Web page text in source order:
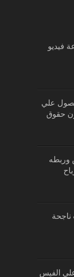
فيديو
للحصول علي
حقوق
وربطه
ناجحة
الفيس